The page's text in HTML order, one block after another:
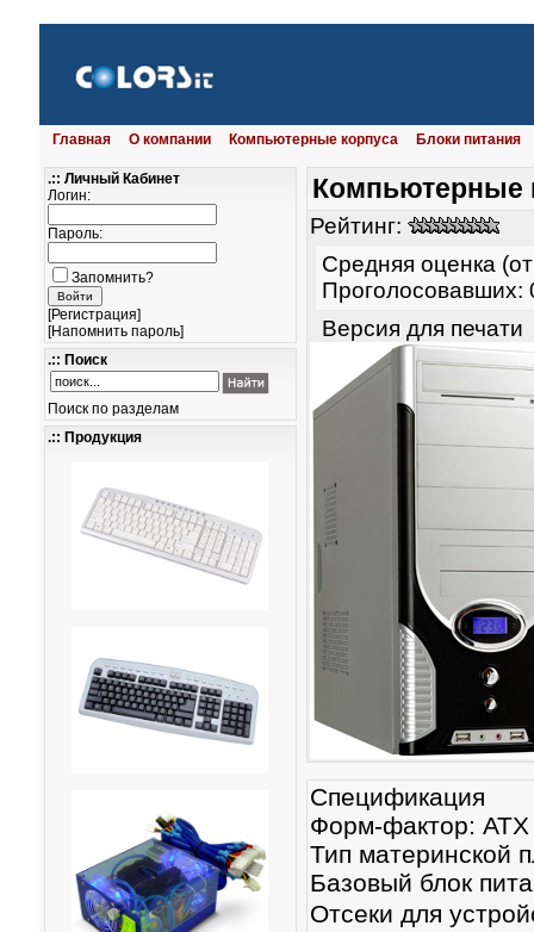
Главная О компании Компьютерные корпуса Блоки питания
.:: Личный Кабинет
Логин:
Пароль:
Запомнить?
[Регистрация]
[Напомнить пароль]
.:: Поиск
Поиск по разделам
.:: Продукция
Компьютерные
Рейтинг:
Средняя оценка
Проголосовавших:
Версия для печати
Спецификация
Форм-фактор: ATX
Тип материнской
Базовый блок
Отсеки для